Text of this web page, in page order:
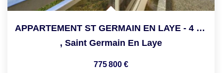
APPARTEMENT ST GERMAIN EN LAYE - 4 Pièce(s) - 109.9 M2
, Saint Germain En Laye
775 800 €